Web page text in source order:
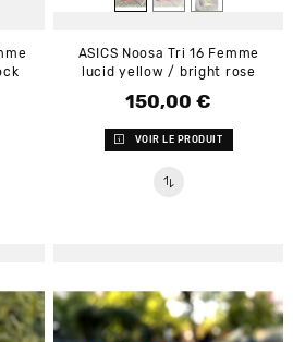
ASICS Noosa Tri 16 Femme
lucid yellow / bright rose
Prix
150,00 €
VOIR LE PRODUIT